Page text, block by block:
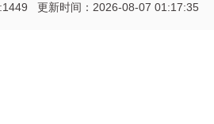
更新时间：2026-08-07 01:17:35